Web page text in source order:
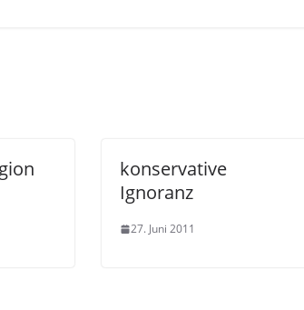
konservative
Ignoranz
27. Juni 2011